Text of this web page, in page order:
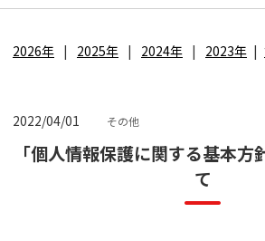
2026年 2025年 2024年 2023年
2022/04/01 その他
「個人情報保護に関する基本方
て